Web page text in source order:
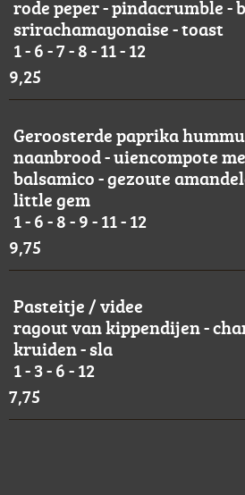
rode peper - pindacrumble -
srirachamayonaise - toast
1 - 6 - 7 - 8 - 11 - 12
9,25
Geroosterde paprika
naanbrood - uiencompote
balsamico - gezoute
little gem
1 - 6 - 8 - 9 - 11 - 12
9,75
Pasteitje / videe
ragout van kippendijen -
kruiden - sla
1 - 3 - 6 - 12
7,75